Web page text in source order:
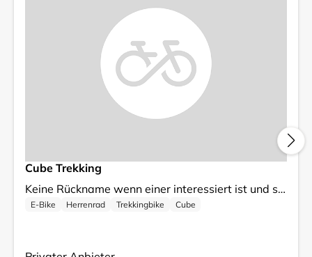
Cube Trekking
Keine Rückname wenn einer interessiert ist und sich meldet und möchte diesen Bike haben ist eine Rückname Ausgeschlossen Nur Abholung vor Ort Nur Barzahlung vor Ort Kein Versand Ich verkaufe mein Trekkingbike, das sich in einem gebrauchten, aber gut erhaltenen Zustand befindet. Es ist eine ideale Wahl für alle, die gerne längere Strecken zurücklegen und dabei Komfort und Stabilität genießen möchten. Die Preisgestaltung ist fest, was bedeutet, dass Sie sofort kaufen können, ohne auf Gebote warten zu müssen. Es handelt sich um ein zuverlässiges Fahrrad, das bereit ist, neue Abenteuer mit Ihnen zu erleben. Bei Fragen oder für weitere Informationen stehe ich Ihnen gerne zur Verfügung!
E-Bike Herrenrad Trekkingbike Cube